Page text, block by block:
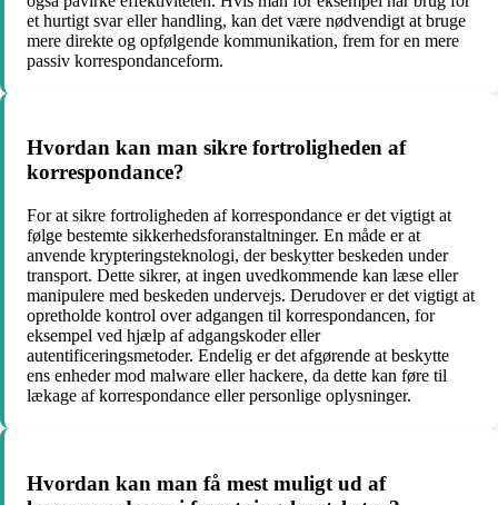
et hurtigt svar eller handling, kan det være nødvendigt at bruge
mere direkte og opfølgende kommunikation, frem for en mere
passiv korrespondanceform.
Hvordan kan man sikre fortroligheden af
korrespondance?
For at sikre fortroligheden af korrespondance er det vigtigt at
følge bestemte sikkerhedsforanstaltninger. En måde er at
anvende krypteringsteknologi, der beskytter beskeden under
transport. Dette sikrer, at ingen uvedkommende kan læse eller
manipulere med beskeden undervejs. Derudover er det vigtigt at
opretholde kontrol over adgangen til korrespondancen, for
eksempel ved hjælp af adgangskoder eller
autentificeringsmetoder. Endelig er det afgørende at beskytte
ens enheder mod malware eller hackere, da dette kan føre til
lækage af korrespondance eller personlige oplysninger.
Hvordan kan man få mest muligt ud af